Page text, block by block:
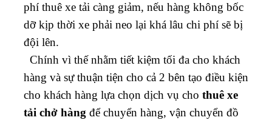
phí thuê xe tải càng giảm, nếu hàng không bốc
dỡ kịp thời xe phải neo lại khá lâu chi phí sẽ bị
đội lên.
Chính vì thế nhằm tiết kiệm tối đa cho khách
hàng và sự thuận tiện cho cả 2 bên tạo điều kiện
cho khách hàng lựa chọn dịch vụ cho thuê xe
tải chở hàng để chuyển hàng, vận chuyển đồ